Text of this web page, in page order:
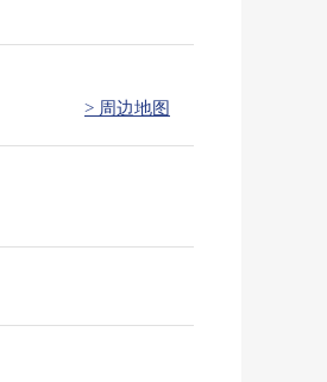
> 周边地图